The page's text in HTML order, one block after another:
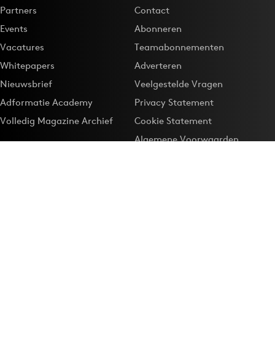
Partners
Events
Vacatures
Whitepapers
Nieuwsbrief
Adformatie Academy
Volledig Magazine Archief
Contact
Abonneren
Teamabonnementen
Adverteren
Veelgestelde Vragen
Privacy Statement
Cookie Statement
Algemene Voorwaarden